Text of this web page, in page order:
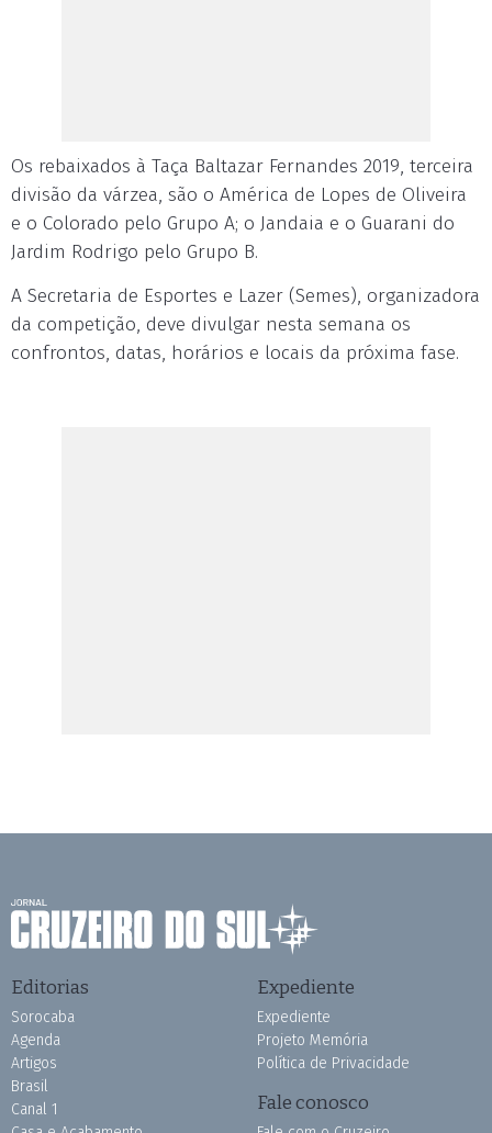
Os rebaixados à Taça Baltazar Fernandes 2019, terceira
divisão da várzea, são o América de Lopes de Oliveira
e o Colorado pelo Grupo A; o Jandaia e o Guarani do
Jardim Rodrigo pelo Grupo B.
A Secretaria de Esportes e Lazer (Semes), organizadora
da competição, deve divulgar nesta semana os
confrontos, datas, horários e locais da próxima fase.
Editorias
Sorocaba
Agenda
Artigos
Brasil
Canal 1
Expediente
Expediente
Projeto Memória
Política de Privacidade
Fale conosco